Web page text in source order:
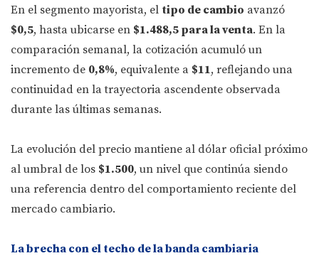
En el segmento mayorista, el tipo de cambio avanzó
$0,5, hasta ubicarse en $1.488,5 para la venta. En la
comparación semanal, la cotización acumuló un
incremento de 0,8%, equivalente a $11, reflejando una
continuidad en la trayectoria ascendente observada
durante las últimas semanas.
La evolución del precio mantiene al dólar oficial próximo
al umbral de los $1.500, un nivel que continúa siendo
una referencia dentro del comportamiento reciente del
mercado cambiario.
La brecha con el techo de la banda cambiaria